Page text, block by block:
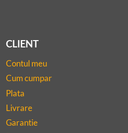
CLIENT
Contul meu
Cum cumpar
Plata
Livrare
Garantie